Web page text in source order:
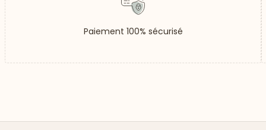
Paiement 100% sécurisé